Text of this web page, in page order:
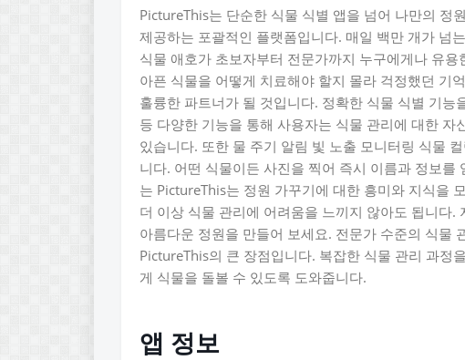
PictureThis는 단순한 식물 식별 앱을 넘어 나만의 정
제공하는 포괄적인 플랫폼입니다. 매일 백만 개가 넘
식물 애호가 초보자부터 전문가까지 누구에게나 유
아픈 식물을 어떻게 치료해야 할지 몰라 걱정했던 기
훌륭한 파트너가 될 것입니다. 정확한 식물 식별 기
등 다양한 기능을 통해 사용자는 식물 관리에 대한
있습니다. 또한 물 주기 알림 빛 노출 모니터링 식물
니다. 어떤 식물이든 사진을 찍어 즉시 이름과 정보
는 PictureThis는 정원 가꾸기에 대한 흥미와 지식을
더 이상 식물 관리에 어려움을 느끼지 않아도 됩니다
아름다운 정원을 만들어 보세요. 전문가 수준의 식물
PictureThis의 큰 장점입니다. 복잡한 식물 관리 과정
게 식물을 돌볼 수 있도록 도와줍니다.
앱 정보